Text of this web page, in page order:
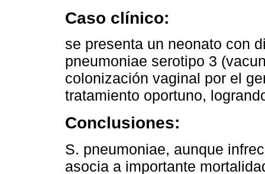
Caso clínico:
se presenta un neonato con
pneumoniae serotipo 3
colonización vaginal por el
tratamiento oportuno,
Conclusiones:
S. pneumoniae, aunque
asocia a importante